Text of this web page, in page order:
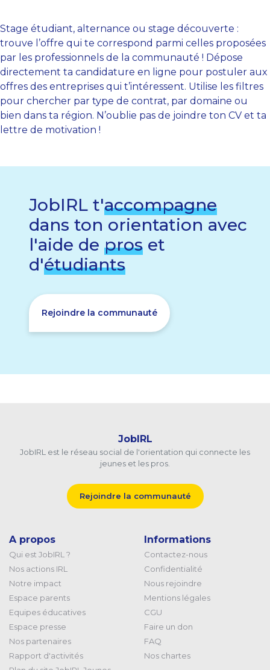
Stage étudiant, alternance ou stage découverte :
trouve l’offre qui te correspond parmi celles proposées
par les professionnels de la communauté ! Dépose
directement ta candidature en ligne pour postuler aux
offres des entreprises qui t’intéressent. Utilise les filtres
pour chercher par type de contrat, par domaine ou
bien dans ta région. N’oublie pas de joindre ton CV et ta
lettre de motivation !
JobIRL t'accompagne
dans ton orientation avec
l'aide de pros et
d'étudiants
Rejoindre la communauté
JobIRL
JobIRL est le réseau social de l'orientation qui connecte les
jeunes et les pros.
Rejoindre la communauté
A propos
Qui est JobIRL ?
Nos actions IRL
Notre impact
Espace parents
Equipes éducatives
Espace presse
Nos partenaires
Rapport d'activités
Informations
Contactez-nous
Confidentialité
Nous rejoindre
Mentions légales
CGU
Faire un don
FAQ
Nos chartes